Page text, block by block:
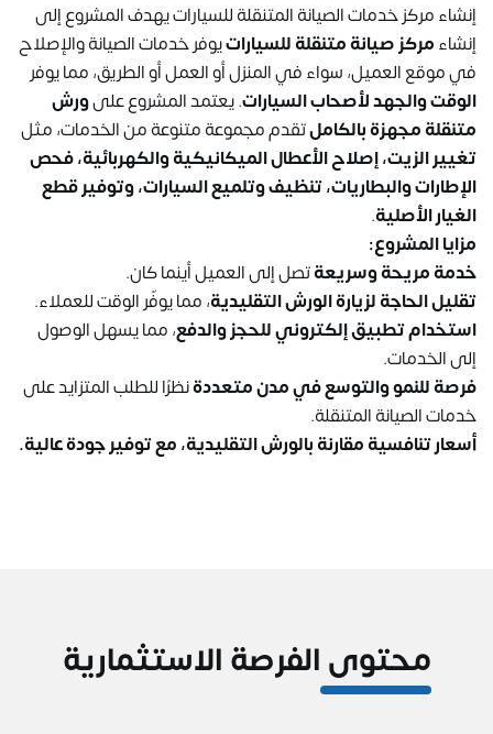
إنشاء مركز خدمات الصيانة المتنقلة للسيارات يهدف المشروع إلى
إنشاءمركز صيانة متنقلة للسياراتيوفر خدمات الصيانة والإصلاح
في موقع العميل، سواء في المنزل أو العمل أو الطريق، مما يوفر
الوقت والجهد لأصحاب السيارات. يعتمد المشروع علىورش
متنقلة مجهزة بالكاملتقدم مجموعة متنوعة من الخدمات، مثل
تغيير الزيت، إصلاح الأعطال الميكانيكية والكهربائية، فحص
الإطارات والبطاريات، تنظيف وتلميع السيارات، وتوفير قطع
الغيار الأصلية.
مزايا المشروع:
خدمة مريحة وسريعةتصل إلى العميل أينما كان.
تقليل الحاجة لزيارة الورش التقليدية، مما يوفّر الوقت للعملاء.
استخدام تطبيق إلكتروني للحجز والدفع، مما يسهل الوصول
إلى الخدمات.
فرصة للنمو والتوسع في مدن متعددةنظرًا للطلب المتزايد على
خدمات الصيانة المتنقلة.
أسعار تنافسية مقارنة بالورش التقليدية، مع توفير جودة عالية.
محتوى الفرصة الاستثمارية